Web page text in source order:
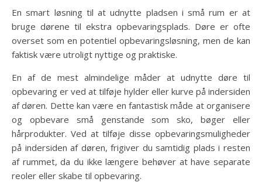
En smart løsning til at udnytte pladsen i små rum er at
bruge dørene til ekstra opbevaringsplads. Døre er ofte
overset som en potentiel opbevaringsløsning, men de kan
faktisk være utroligt nyttige og praktiske.
En af de mest almindelige måder at udnytte døre til
opbevaring er ved at tilføje hylder eller kurve på indersiden
af døren. Dette kan være en fantastisk måde at organisere
og opbevare små genstande som sko, bøger eller
hårprodukter. Ved at tilføje disse opbevaringsmuligheder
på indersiden af døren, frigiver du samtidig plads i resten
af rummet, da du ikke længere behøver at have separate
reoler eller skabe til opbevaring.